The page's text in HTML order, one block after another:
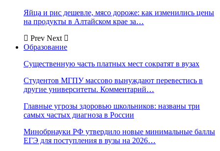
Яйца и рис дешевле, мясо дороже: как изменились цены
на продукты в Алтайском крае за…
Prev Next
Образование
Существенную часть платных мест сократят в вузах
Студентов МГПУ массово вынуждают перевестись в
другие университеты. Комментарий…
Главные угрозы здоровью школьников: названы три
самых частых диагноза в России
Минобрнауки РФ утвердило новые минимальные баллы
ЕГЭ для поступления в вузы на 2026…